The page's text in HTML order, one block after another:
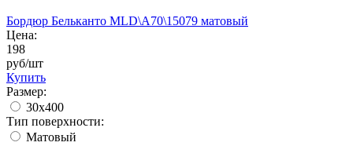
Бордюр Бельканто MLD\A70\15079 матовый
Цена:
198
руб/шт
Купить
Размер:
30х400
Тип поверхности:
Матовый